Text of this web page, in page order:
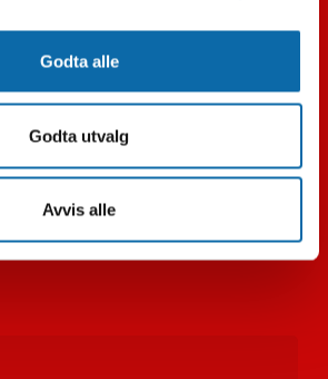
Godta alle
Godta utvalg
Avvis alle